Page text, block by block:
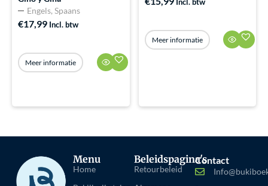
Engels, Spaans
€17,99 Incl. btw
Meer informatie
Meer informatie
Menu
Home
Beleidspagina's
Retourbeleid
Contact